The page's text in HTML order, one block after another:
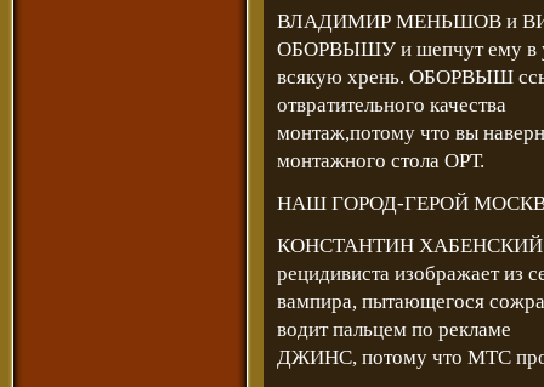
ВЛАДИМИР МЕНЬШОВ и
ОБОРВЫШУ и шепчут ему в
всякую хрень. ОБОРВЫШ
отвратительного качества
монтаж,потому что вы
монтажного стола ОРТ.
НАШ ГОРОД-ГЕРОЙ
КОНСТАНТИН ХАБЕНСКИЙ с
рецидивиста изображает из
вампира, пытающегося
водит пальцем по рекламе
ДЖИНС, потому что МТС